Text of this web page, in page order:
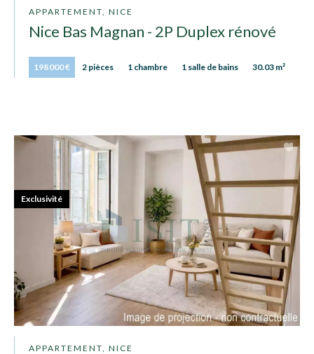
APPARTEMENT, NICE
Nice Bas Magnan - 2P Duplex rénové
198 000 € 2 pièces 1 chambre 1 salle de bains 30.03 m²
APPARTEMENT, NICE
Exclusivité